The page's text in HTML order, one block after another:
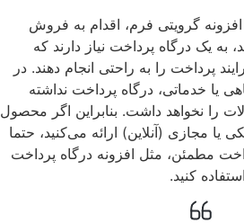
گرویتی فرم، اقدام به فروش
یک درگاه پرداخت نیاز دارند که
پرداخت را به راحتی انجام دهند. در
یا خدماتی، درگاه پرداخت نداشته
را نخواهد داشت. بنابراین اگر محصول
یا مجازی (آنلاین) ارائه می‌کنید، حتما
مطمئن، مثل افزونه درگاه پرداخت
کنید.